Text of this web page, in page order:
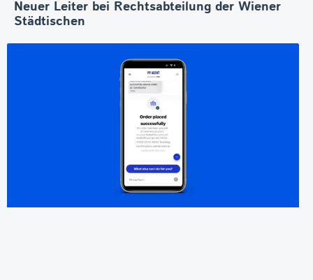
Neuer Leiter bei Rechtsabteilung der Wiener
Städtischen